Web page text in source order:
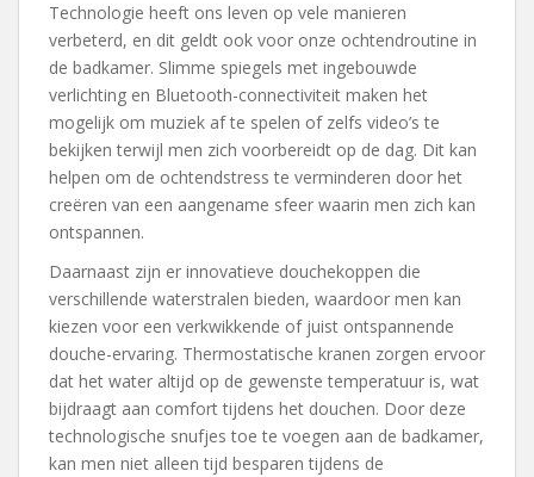
Technologie heeft ons leven op vele manieren
verbeterd, en dit geldt ook voor onze ochtendroutine in
de badkamer. Slimme spiegels met ingebouwde
verlichting en Bluetooth-connectiviteit maken het
mogelijk om muziek af te spelen of zelfs video’s te
bekijken terwijl men zich voorbereidt op de dag. Dit kan
helpen om de ochtendstress te verminderen door het
creëren van een aangename sfeer waarin men zich kan
ontspannen.
Daarnaast zijn er innovatieve douchekoppen die
verschillende waterstralen bieden, waardoor men kan
kiezen voor een verkwikkende of juist ontspannende
douche-ervaring. Thermostatische kranen zorgen ervoor
dat het water altijd op de gewenste temperatuur is, wat
bijdraagt aan comfort tijdens het douchen. Door deze
technologische snufjes toe te voegen aan de badkamer,
kan men niet alleen tijd besparen tijdens de